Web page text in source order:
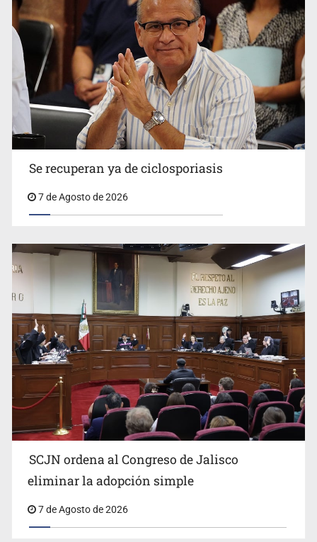
Vecinos acusan retiro de árboles; Ijalvi niega tala
Buscan mantener tradiciones con Feria Corazón de
Artesano
Fiscalía exhuma 126 cuerpos de 32 fosas
Se recuperan ya de ciclosporiasis
7 de Agosto de 2026
SCJN ordena al Congreso de Jalisco
eliminar la adopción simple
7 de Agosto de 2026